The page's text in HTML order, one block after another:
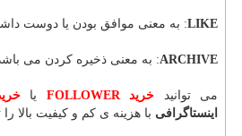
LIKE: به معنی موافق بودن یا دوست
ARCHIVE: به معنی ذخیره کردن می
می توانید خرید FOLLOWER یا
اینستاگرافی با هزینه ی کم و کیفیت بالا را